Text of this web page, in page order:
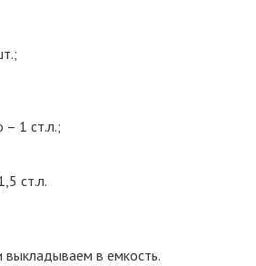
– 1 ст.л.;
ст.л.
выкладываем в емкость.